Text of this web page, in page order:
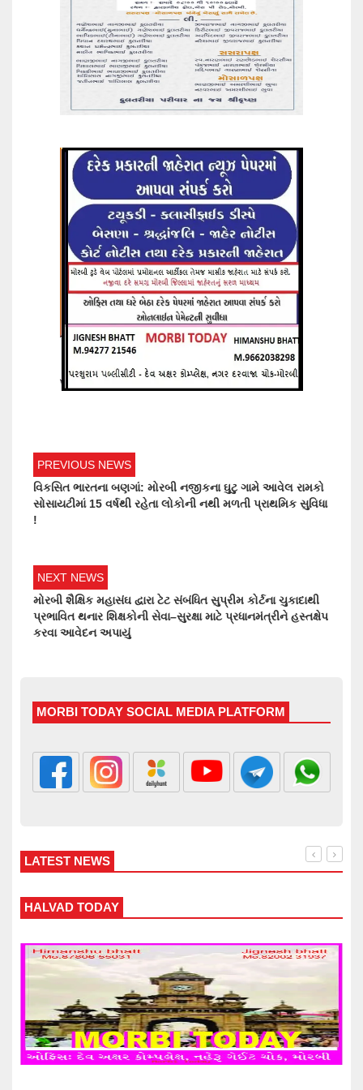
PREVIOUS NEWS
વિકસિત ભારતના બણગાં: મોરબી નજીકના ઘુટુ ગામે આવેલ રામકો
સોસાયટીમાં 15 વર્ષથી રહેતા લોકોની નથી મળતી પ્રાથમિક સુવિધા
!
NEXT NEWS
મોરબી શૈક્ષિક મહાસંઘ દ્વારા ટેટ સંબંધિત સુપ્રીમ કોર્ટના ચુકાદાથી
પ્રભાવિત થનાર શિક્ષકોની સેવા–સુરક્ષા માટે પ્રધાનમંત્રીને હસ્તક્ષેપ
કરવા આવેદન અપાયું
MORBI TODAY SOCIAL MEDIA PLATFORM
LATEST NEWS
WANKANER TODAY